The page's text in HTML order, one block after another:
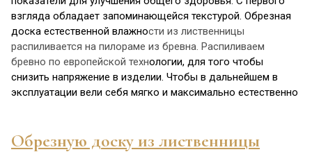
взгляда обладает запоминающейся текстурой. Обрезная
доска естественной влажности из лиственницы
распиливается на пилораме из бревна. Распиливаем
бревно по европейской технологии, для того чтобы
снизить напряжение в изделии. Чтобы в дальнейшем в
эксплуатации вели себя мягко и максимально естественно
Обрезную доску из лиственницы